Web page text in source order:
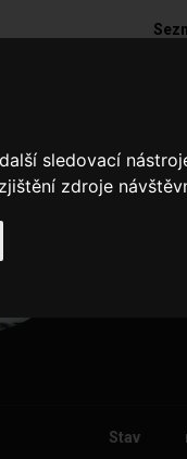
sledovací
zdroje
se
Stav